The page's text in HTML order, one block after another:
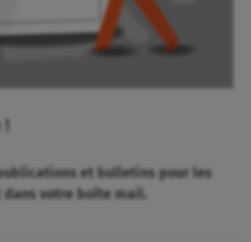
!
et bulletins pour les
votre boîte mail.